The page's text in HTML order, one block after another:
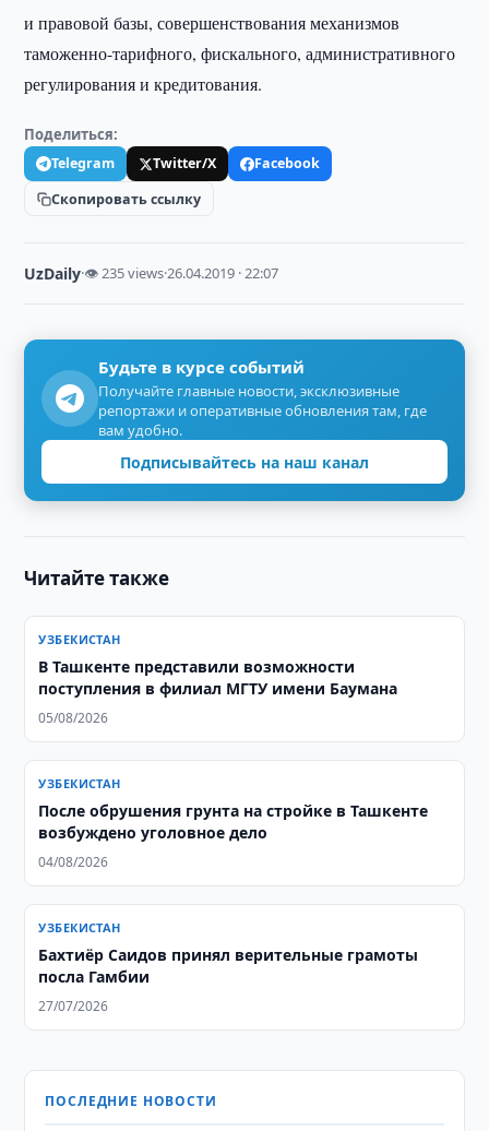
и правовой базы, совершенствования механизмов
таможенно-тарифного, фискального, административного
регулирования и кредитования.
Поделиться:
Telegram Twitter/X
Facebook
Скопировать ссылку
UzDaily·👁 235 views·26.04.2019 · 22:07
Будьте в курсе событий
Получайте главные новости, эксклюзивные
репортажи и оперативные обновления там, где
вам удобно.
Подписывайтесь на наш канал
Читайте также
УЗБЕКИСТАН
В Ташкенте представили возможности
поступления в филиал МГТУ имени Баумана
05/08/2026
УЗБЕКИСТАН
После обрушения грунта на стройке в Ташкенте
возбуждено уголовное дело
04/08/2026
УЗБЕКИСТАН
Бахтиёр Саидов принял верительные грамоты
посла Гамбии
27/07/2026
ПОСЛЕДНИЕ НОВОСТИ